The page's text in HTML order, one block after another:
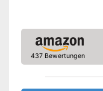
437 Bewertungen